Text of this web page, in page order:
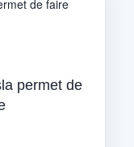
permet de